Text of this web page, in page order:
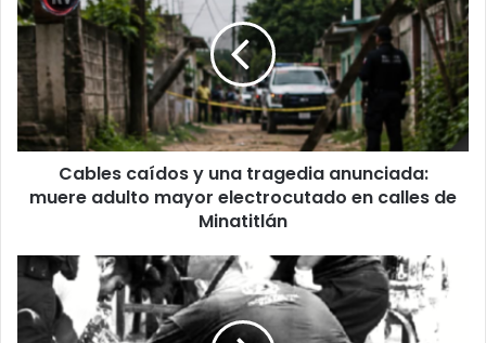
y
una
tragedia
anunciada:
muere
adulto
mayor
electrocutado
en
Minatitlán
Cables caídos y una tragedia anunciada:
muere adulto mayor electrocutado en calles de
Minatitlán
Muerte
repentina
en
pleno